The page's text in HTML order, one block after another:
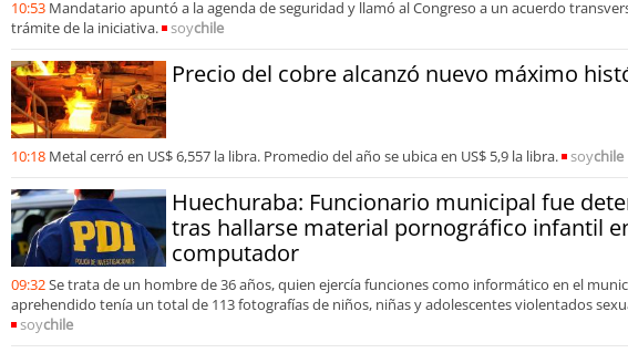
10:53 Mandatario apuntó a la agenda de seguridad y llamó al Congreso a un acuerdo
trámite de la iniciativa.
soychile
Precio del cobre alcanzó nuevo máximo
10:18 Metal cerró en US$ 6,557 la libra. Promedio del año se ubica en US$ 5,9 la libra. soychile
Huechuraba: Funcionario municipal fue
tras hallarse material pornográfico infantil
computador
09:32Se trata de un hombre de 36 años, quien ejercía funciones como informático en el
aprehendido tenía un total de 113 fotografías de niños, niñas y adolescentes violentados
soychile